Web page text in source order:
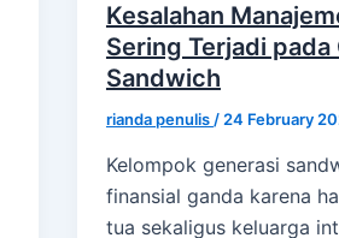
Kesalahan
Sering Terjadi pada
Sandwich
rianda penulis/24 February
Kelompok generasi
finansial ganda karena
tua sekaligus keluarga